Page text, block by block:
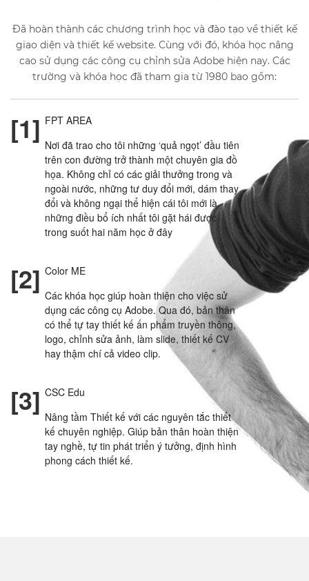
Đã hoàn thành các chương trình học và đào tạo về thiết kế
giao diện và thiết kế website. Cùng với đó, khóa học nâng
cao sử dụng các công cụ chỉnh sửa Adobe hiện nay. Các
trường và khóa học đã tham gia từ 1980 bao gồm:
[1] FPT AREA
Nơi đã trao cho tôi những ‘quả ngọt’ đầu tiên
trên con đường trở thành một chuyên gia đồ
họa. Không chỉ có các giải thưởng trong và
ngoài nước, những tư duy đổi mới, dám thay
đổi và không ngại thể hiện cái tôi mới là
những điều bổ ích nhất tôi gặt hái được
trong suốt hai năm học ở đây
[2] Color ME
Các khóa học giúp hoàn thiện cho việc sử
dụng các công cụ Adobe. Qua đó, bản thân
có thể tự tay thiết kế ấn phẩm truyền thông,
logo, chỉnh sửa ảnh, làm slide, thiết kế CV
hay thậm chí cả video clip.
[3] CSC Edu
Nâng tầm Thiết kế với các nguyên tắc thiết
kế chuyên nghiệp. Giúp bản thân hoàn thiện
tay nghề, tự tin phát triển ý tưởng, định hình
phong cách thiết kế.